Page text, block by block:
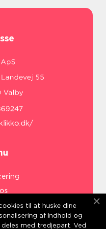
os
til at huske dine
af indhold og
med tredjepart. Ved